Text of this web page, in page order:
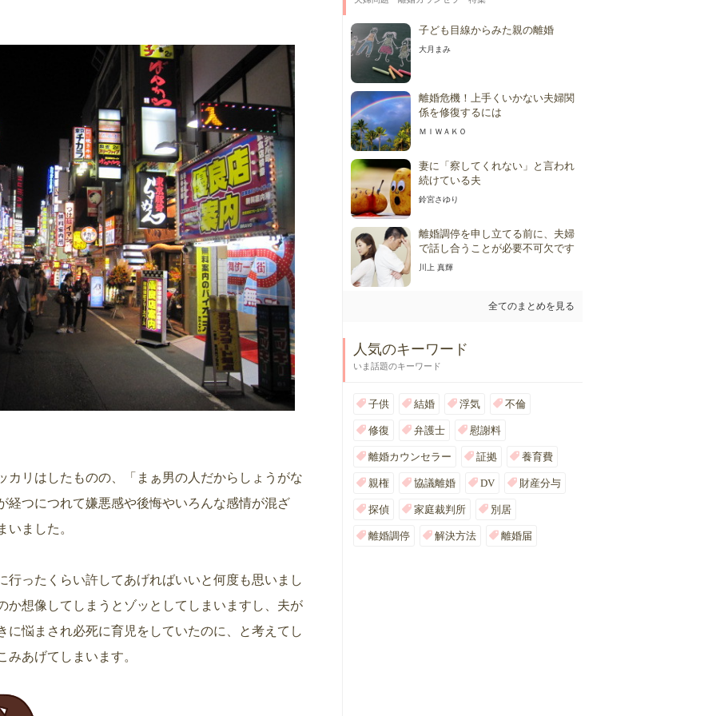
カリはしたものの、「まぁ男の人だからしょうがな
経つにつれて嫌悪感や後悔やいろんな感情が混ざ
いました。
行ったくらい許してあげればいいと何度も思いまし
か想像してしまうとゾッとしてしまいますし、夫が
に悩まされ必死に育児をしていたのに、と考えてし
あげてしまいます。
子ども目線からみた親の離婚
大月まみ
離婚危機！上手くいかない夫婦関
係を修復するには
ＭＩＷＡＫＯ
妻に「察してくれない」と言われ
続けている夫
鈴宮さゆり
離婚調停を申し立てる前に、夫婦
で話し合うことが必要不可欠です
川上 真輝
全てのまとめを見る
人気のキーワード
いま話題のキーワード
子供 結婚 浮気 不倫
修復 弁護士 慰謝料
離婚カウンセラー 証拠 養育費
親権 協議離婚 DV 財産分与
探偵 家庭裁判所 別居
離婚調停 解決方法 離婚届